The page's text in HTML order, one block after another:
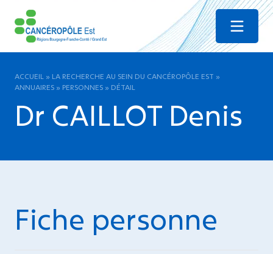
Menu
ACCUEIL » LA RECHERCHE AU SEIN DU CANCÉROPÔLE EST »
ANNUAIRES » PERSONNES » DÉTAIL
Dr CAILLOT Denis
Fiche personne